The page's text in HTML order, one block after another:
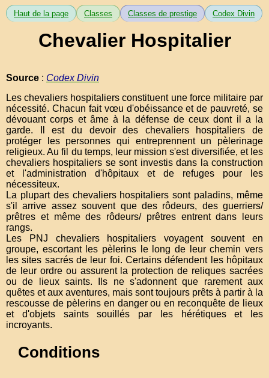
Haut de la page Classes Classes de prestige Codex Divin
Chevalier Hospitalier
Source : Codex Divin
Les chevaliers hospitaliers constituent une force militaire par
nécessité. Chacun fait vœu d'obéissance et de pauvreté, se
dévouant corps et âme à la défense de ceux dont il a la
garde. Il est du devoir des chevaliers hospitaliers de
protéger les personnes qui entreprennent un pèlerinage
religieux. Au fil du temps, leur mission s'est diversifiée, et les
chevaliers hospitaliers se sont investis dans la construction
et l'administration d'hôpitaux et de refuges pour les
nécessiteux.
La plupart des chevaliers hospitaliers sont paladins, même
s'il arrive assez souvent que des rôdeurs, des guerriers/
prêtres et même des rôdeurs/ prêtres entrent dans leurs
rangs.
Les PNJ chevaliers hospitaliers voyagent souvent en
groupe, escortant les pèlerins le long de leur chemin vers
les sites sacrés de leur foi. Certains défendent les hôpitaux
de leur ordre ou assurent la protection de reliques sacrées
ou de lieux saints. Ils ne s'adonnent que rarement aux
quêtes et aux aventures, mais sont toujours prêts à partir à la
rescousse de pèlerins en danger ou en reconquête de lieux
et d'objets saints souillés par les hérétiques et les
incroyants.
Conditions